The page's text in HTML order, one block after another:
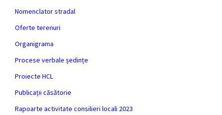
Nomenclator stradal
Oferte terenuri
Organigrama
Procese verbale ședințe
Proiecte HCL
Publicații căsătorie
Rapoarte activitate consilieri locali 2023